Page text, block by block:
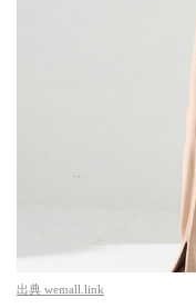
出典 wemall.link